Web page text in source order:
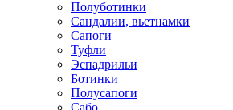
Полуботинки
Сандалии, вьетнамки
Сапоги
Туфли
Эспадрильи
Ботинки
Полусапоги
Сабо